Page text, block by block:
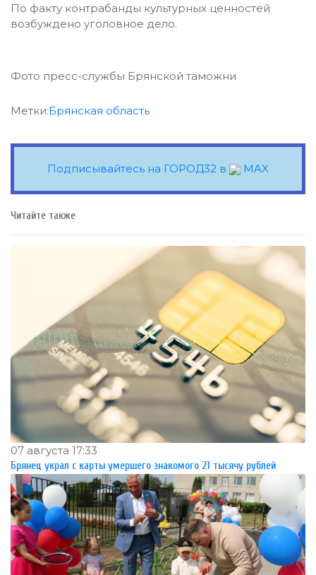
По факту контрабанды культурных ценностей
возбуждено уголовное дело.
Фото пресс-службы Брянской таможни
Метки:Брянская область
Подписывайтесь на ГОРОД32 в MAX
Читайте также
07 августа 17:33
Брянец украл с карты умершего знакомого 21 тысячу рублей